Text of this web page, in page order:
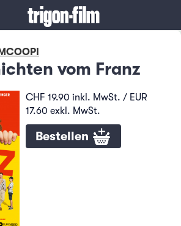
vom Franz
CHF 19.90 inkl. MwSt. / EUR
17.60 exkl. MwSt.
Bestellen